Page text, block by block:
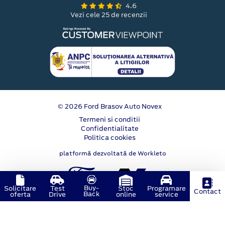
4.6
Vezi cele 25 de recenzii
© 2026 Ford Brasov Auto Novex
Termeni si conditii
Confidentialitate
Politica cookies
platformă dezvoltată de Workleto
Solicitare
oferta
Test
Drive
Buy-
Back
Stoc
online
Programare
service Contact